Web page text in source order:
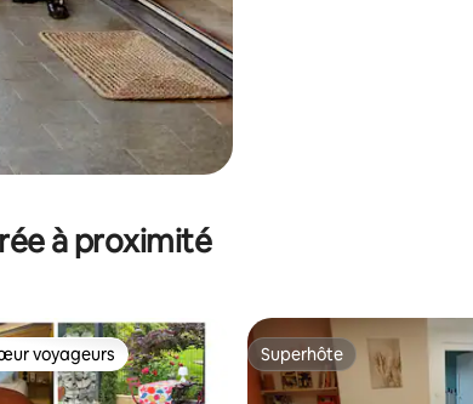
à proximité
voyageurs les plus appréciés
voyageurs Superhôte
Superhôte